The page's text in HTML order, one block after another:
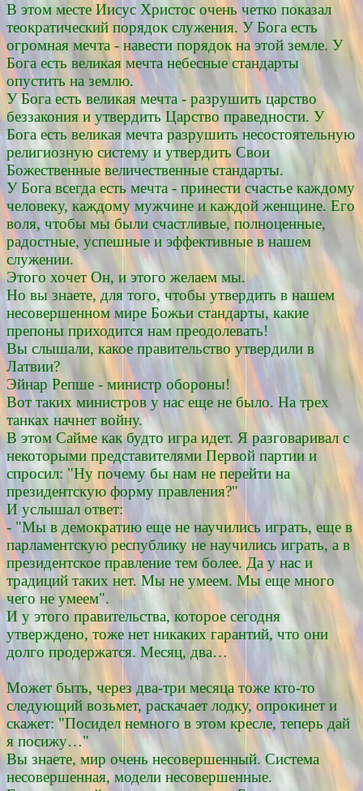
В этом месте Иисус Христос очень четко показал
теократический порядок служения. У Бога есть
огромная мечта - навести порядок на этой земле. У
Бога есть великая мечта небесные стандарты
опустить на землю.
У Бога есть великая мечта - разрушить царство
беззакония и утвердить Царство праведности. У
Бога есть великая мечта разрушить несостоятельную
религиозную систему и утвердить Свои
Божественные величественные стандарты.
У Бога всегда есть мечта - принести счастье каждому
человеку, каждому мужчине и каждой женщине. Его
воля, чтобы мы были счастливые, полноценные,
радостные, успешные и эффективные в нашем
служении.
Этого хочет Он, и этого желаем мы.
Но вы знаете, для того, чтобы утвердить в нашем
несовершенном мире Божьи стандарты, какие
препоны приходится нам преодолевать!
Вы слышали, какое правительство утвердили в
Латвии?
Эйнар Репше - министр обороны!
Вот таких министров у нас еще не было. На трех
танках начнет войну.
В этом Сайме как будто игра идет. Я разговаривал с
некоторыми представителями Первой партии и
спросил: "Ну почему бы нам не перейти на
президентскую форму правления?"
И услышал ответ:
- "Мы в демократию еще не научились играть, еще в
парламентскую республику не научились играть, а в
президентское правление тем более. Да у нас и
традиций таких нет. Мы не умеем. Мы еще много
чего не умеем".
И у этого правительства, которое сегодня
утверждено, тоже нет никаких гарантий, что они
долго продержатся. Месяц, два…
Может быть, через два-три месяца тоже кто-то
следующий возьмет, раскачает лодку, опрокинет и
скажет: "Посидел немного в этом кресле, теперь дай
я посижу…"
Вы знаете, мир очень несовершенный. Система
несовершенная, модели несовершенные.